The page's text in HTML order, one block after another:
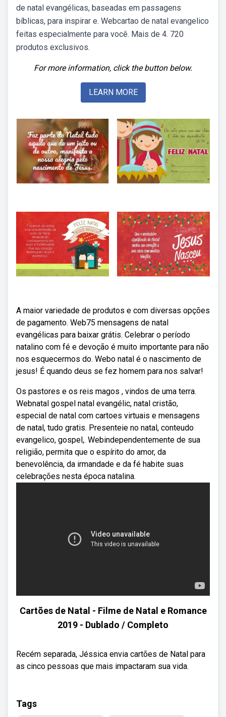
de natal evangélicas, baseadas em passagens
bíblicas, para inspirar e. Webcartao de natal evangelico
feitas especialmente para você. Mais de 4. 720
produtos exclusivos.
For more information, click the button below.
LEARN MORE
A maior variedade de produtos e com diversas opções
de pagamento. Web75 mensagens de natal
evangélicas para baixar grátis. Celebrar o período
natalino com fé e devoção é muito importante para não
nos esquecermos do. Webo natal é o nascimento de
jesus! É quando deus se fez homem para nos salvar!
Os pastores e os reis magos , vindos de uma terra.
Webnatal gospel natal evangélic, natal cristão,
especial de natal com cartoes virtuais e mensagens
de natal, tudo gratis. Presenteie no natal, conteudo
evangelico, gospel,. Webindependentemente de sua
religião, permita que o espírito do amor, da
benevolência, da irmandade e da fé habite suas
celebrações nesta época natalina.
Cartões de Natal - Filme de Natal e Romance
2019 - Dublado / Completo
Recém separada, Jéssica envia cartões de Natal para
as cinco pessoas que mais impactaram sua vida.
Tags